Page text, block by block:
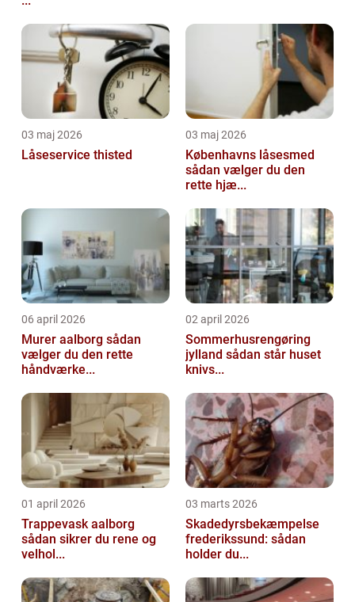
03 maj 2026
Låseservice thisted
03 maj 2026
Københavns låsesmed
sådan vælger du den
rette hjæ...
06 april 2026
Murer aalborg sådan
vælger du den rette
håndværke...
02 april 2026
Sommerhusrengøring
jylland sådan står huset
knivs...
01 april 2026
Trappevask aalborg
sådan sikrer du rene og
velhol...
03 marts 2026
Skadedyrsbekæmpelse
frederikssund: sådan
holder du...